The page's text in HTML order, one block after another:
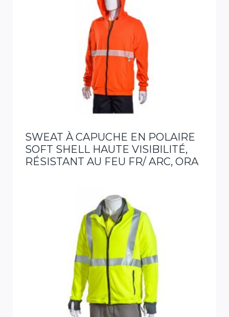
SWEAT À CAPUCHE EN POLAIRE
SOFT SHELL HAUTE VISIBILITÉ,
RÉSISTANT AU FEU FR/ ARC, ORA